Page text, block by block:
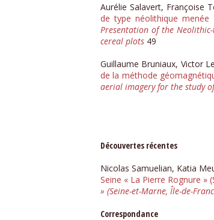
Aurélie Salavert, Françoise
de type néolithique
Presentation of the
cereal plots 49
Guillaume Bruniaux, Victor
de la méthode
aerial imagery for the study
Découvertes récentes
Nicolas Samuelian, Katia
Seine « La Pierre Rognure »
» (Seine-et-Marne, Île-de-
Correspondance